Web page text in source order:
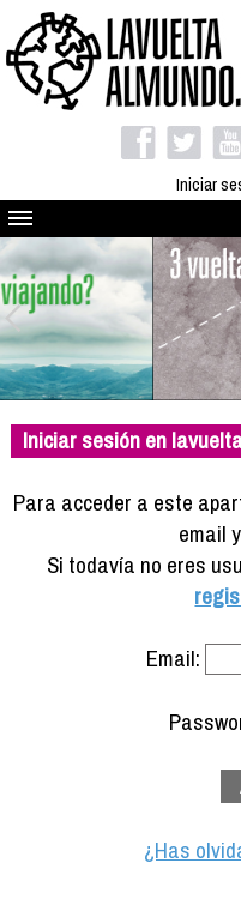
Iniciar
Quienes somos
El proyecto
Blog
Viaja con nosotros
Camino solidario
Libros
Compañeros de viaje
Info viajeros
Iniciar sesión en
Para acceder a este
email
Si todavía no eres
Email:
¿Has